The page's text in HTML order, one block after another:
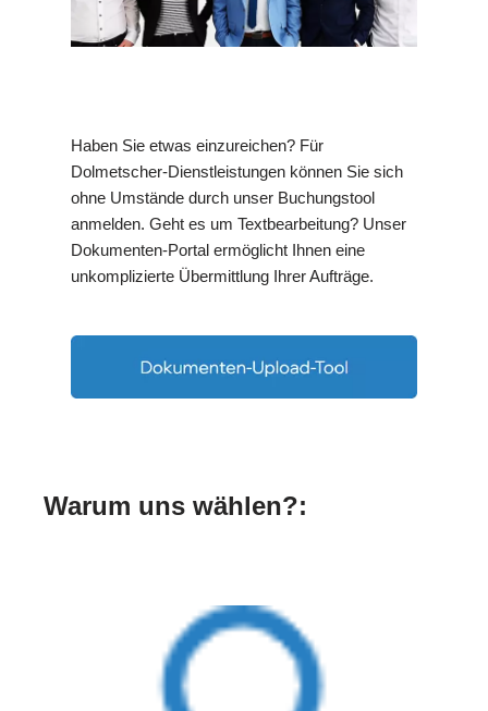
Haben Sie etwas einzureichen? Für
Dolmetscher-Dienstleistungen können Sie sich
ohne Umstände durch unser Buchungstool
anmelden. Geht es um Textbearbeitung? Unser
Dokumenten-Portal ermöglicht Ihnen eine
unkomplizierte Übermittlung Ihrer Aufträge.
Warum uns wählen?: